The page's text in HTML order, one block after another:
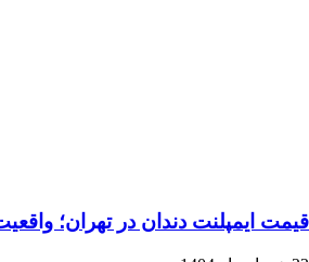
دندان در تهران؛ واقعیت‌هایی